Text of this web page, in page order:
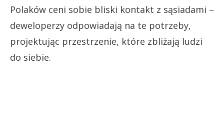
Polaków ceni sobie bliski kontakt z sąsiadami –
deweloperzy odpowiadają na te potrzeby,
projektując przestrzenie, które zbliżają ludzi
do siebie.